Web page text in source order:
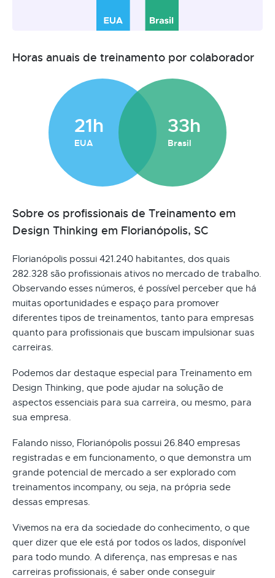
Horas anuais de treinamento por colaborador
21h
EUA
33h
Brasil
Sobre os profissionais de Treinamento em
Design Thinking em Florianópolis, SC
Florianópolis possui 421.240 habitantes, dos quais
282.328 são profissionais ativos no mercado de trabalho.
Observando esses números, é possível perceber que há
muitas oportunidades e espaço para promover
diferentes tipos de treinamentos, tanto para empresas
quanto para profissionais que buscam impulsionar suas
carreiras.
Podemos dar destaque especial para Treinamento em
Design Thinking, que pode ajudar na solução de
aspectos essenciais para sua carreira, ou mesmo, para
sua empresa.
Falando nisso, Florianópolis possui 26.840 empresas
registradas e em funcionamento, o que demonstra um
grande potencial de mercado a ser explorado com
treinamentos incompany, ou seja, na própria sede
dessas empresas.
Vivemos na era da sociedade do conhecimento, o que
quer dizer que ele está por todos os lados, disponível
para todo mundo. A diferença, nas empresas e nas
carreiras profissionais, é saber onde conseguir